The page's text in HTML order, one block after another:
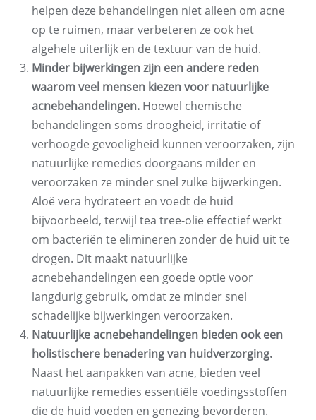
helpen deze behandelingen niet alleen om acne
op te ruimen, maar verbeteren ze ook het
algehele uiterlijk en de textuur van de huid.
Minder bijwerkingen zijn een andere reden
waarom veel mensen kiezen voor natuurlijke
acnebehandelingen. Hoewel chemische
behandelingen soms droogheid, irritatie of
verhoogde gevoeligheid kunnen veroorzaken, zijn
natuurlijke remedies doorgaans milder en
veroorzaken ze minder snel zulke bijwerkingen.
Aloë vera hydrateert en voedt de huid
bijvoorbeeld, terwijl tea tree-olie effectief werkt
om bacteriën te elimineren zonder de huid uit te
drogen. Dit maakt natuurlijke
acnebehandelingen een goede optie voor
langdurig gebruik, omdat ze minder snel
schadelijke bijwerkingen veroorzaken.
Natuurlijke acnebehandelingen bieden ook een
holistischere benadering van huidverzorging.
Naast het aanpakken van acne, bieden veel
natuurlijke remedies essentiële voedingsstoffen
die de huid voeden en genezing bevorderen.